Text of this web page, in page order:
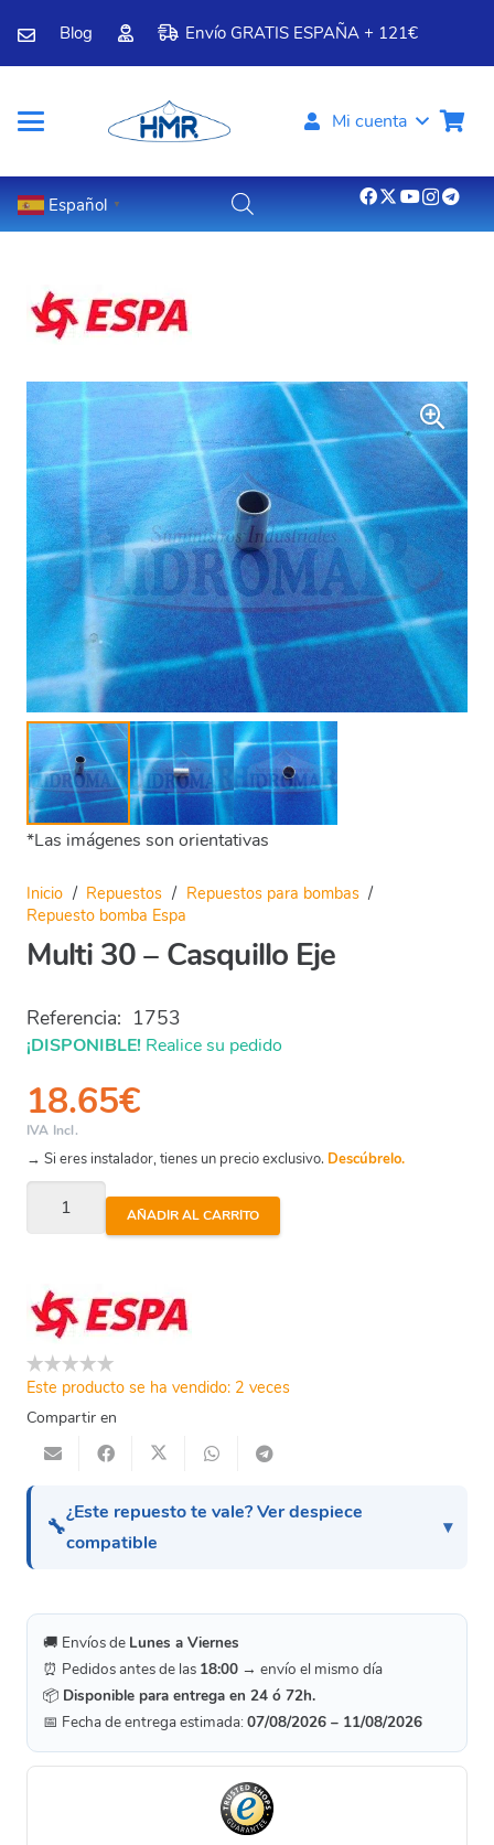
Blog Envío GRATIS ESPAÑA + 121€
Mi cuenta
Español ▼
*Las imágenes son orientativas
Inicio / Repuestos / Repuestos para bombas /
Repuesto bomba Espa
Multi 30 – Casquillo Eje
Referencia: 1753
¡DISPONIBLE! Realice su pedido
18.65€
IVA Incl.
→ Si eres instalador, tienes un precio exclusivo. Descúbrelo.
30
Casquillo
Eje
cantidad
AÑADIR AL CARRITO
Este producto se ha vendido: 2 veces
Compartir en
🔧
¿Este repuesto te vale? Ver despiece
compatible
🚚 Envíos de Lunes a Viernes
⏰ Pedidos antes de las 18:00 → envío el mismo día
📦 Disponible para entrega en 24 ó 72h.
📅 Fecha de entrega estimada: 07/08/2026 – 11/08/2026